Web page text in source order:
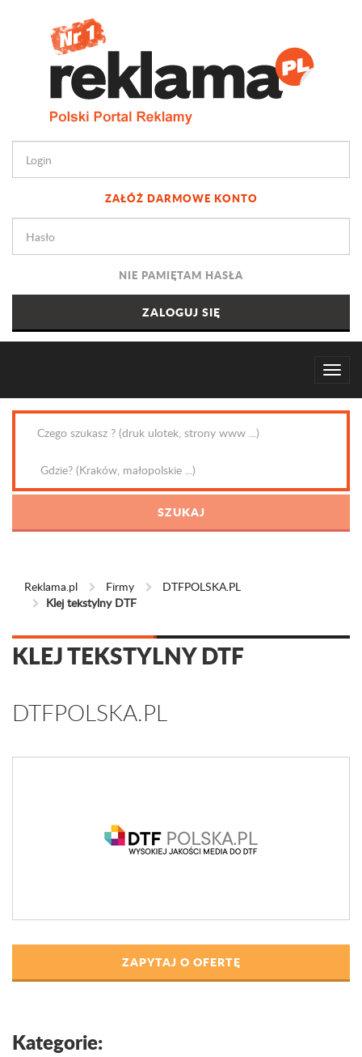
ZAŁÓŻ DARMOWE KONTO
NIE PAMIĘTAM HASŁA
Reklama.pl Firmy
DTFPOLSKA.PL
Klej tekstylny DTF
KLEJ TEKSTYLNY DTF
DTFPOLSKA.PL
ZAPYTAJ O OFERTĘ
Kategorie: